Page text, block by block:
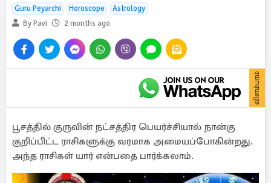
Guru Peyarchi Horoscope
Astrology
By Pavi
2 months ago
விளம்பரம்
பூசத்தில் குருவின் நட்சத்திர பெயர்ச்சியால் நான்கு
குறிப்பிட்ட ராசிகளுக்கு வரமாக அமையப்போகின்றது.
அந்த ராசிகள் யார் என்பதை பார்க்கலாம்.